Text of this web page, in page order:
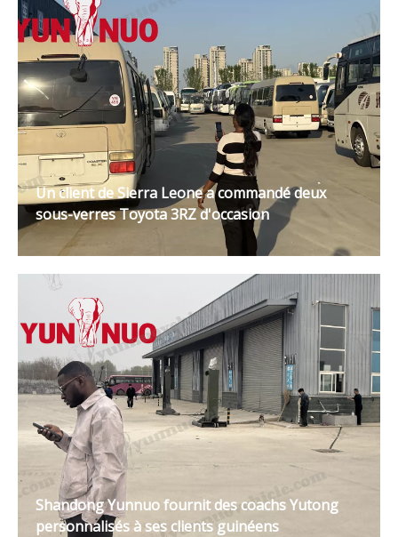
Un client de Sierra Leone a commandé deux
sous-verres Toyota 3RZ d'occasion
Shandong Yunnuo fournit des coachs Yutong
personnalisés à ses clients guinéens